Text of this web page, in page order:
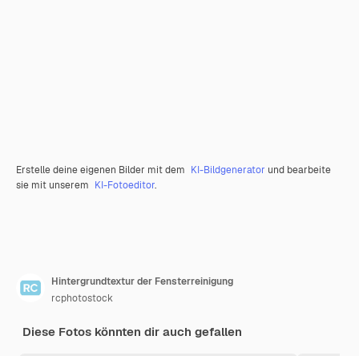
Erstelle deine eigenen Bilder mit dem KI-Bildgenerator und bearbeite
sie mit unserem KI-Fotoeditor.
Hintergrundtextur der Fensterreinigung
rcphotostock
Diese Fotos könnten dir auch gefallen